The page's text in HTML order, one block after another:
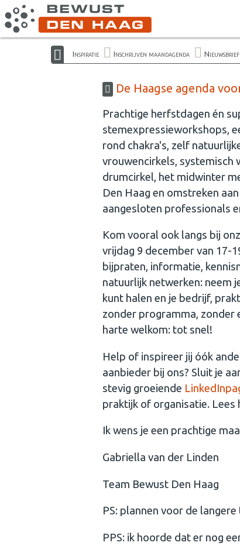
Inspiratie Inschrijven maandagenda
De Haagse agenda
Prachtige herfstdagen én
stemexpressieworkshops,
rond chakra's, zelf
vrouwencirkels, systemisch
drumcirkel, het midwinter
Den Haag en omstreken
aangesloten professionals
Kom vooral ook langs bij
vrijdag 9 december van 17-
bijpraten, informatie,
natuurlijk netwerken: neem
kunt halen en je bedrijf,
zonder programma, zonder
harte welkom: tot snel!
Help of inspireer jij óók
aanbieder bij ons? Sluit je
stevig groeiende
praktijk of organisatie. Lees
Ik wens je een prachtige
Gabriella van der Linden
Team Bewust Den Haag
PS: plannen voor de
PPS: ik hoorde dat er nog